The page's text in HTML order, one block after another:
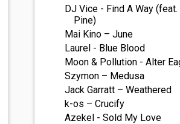
DJ Vice - Find A Way (feat.
Pine)
Mai Kino – June
Laurel - Blue Blood
Moon & Pollution - Alter
Szymon – Medusa
Jack Garratt – Weathered
k-os – Crucify
Azekel - Sold My Love